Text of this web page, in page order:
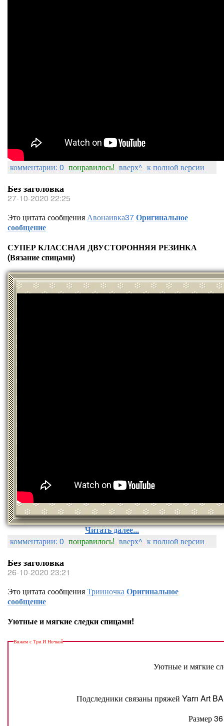
комментарии: 0 понравилось! вверх^ к полной версии
Без заголовка
27-10-2020 22:25
Это цитата сообщенияАвонаивка37Оригинальное
сообщение
СУПЕР КЛАССНАЯ ДВУСТОРОННЯЯ РЕЗИНКА
(Вязание спицами)
Читать далее...
комментарии: 0 понравилось! вверх^ к полной версии
Без заголовка
26-10-2020 23:21
Это цитата сообщенияТрииночкаОригинальное
сообщение
Уютные и мягкие следки спицами!
Вяжем с Три И Ночкой
Уютные и мягкие
Подследники связаны пряжей Yarn Art
Размер